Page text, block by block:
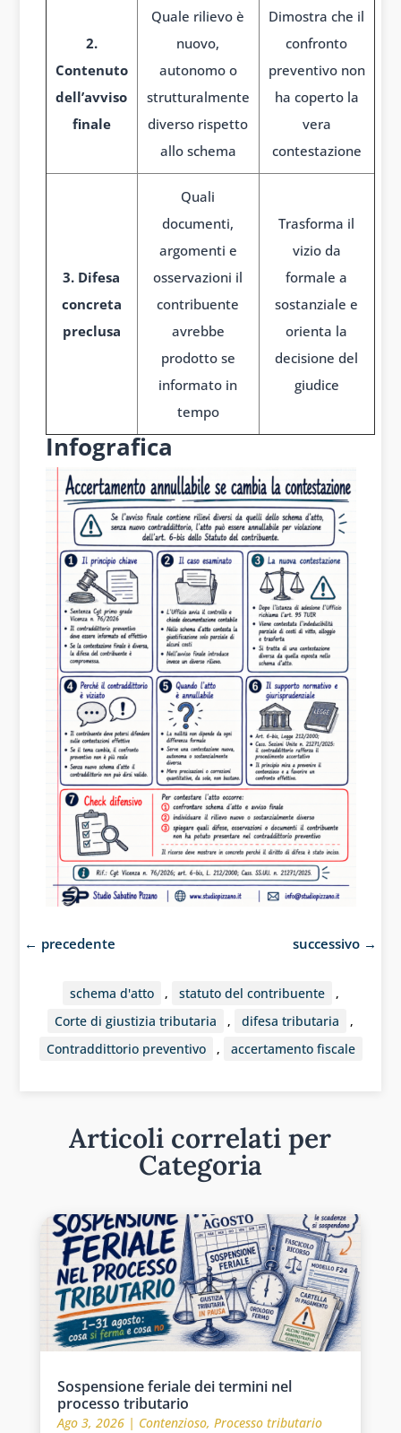
2.
Contenuto
dell’avviso
finale
Quale rilievo è
nuovo,
autonomo o
strutturalmente
diverso rispetto
allo schema
Dimostra che il
confronto
preventivo non
ha coperto la
vera
contestazione
3. Difesa
concreta
preclusa
Quali
documenti,
argomenti e
osservazioni il
contribuente
avrebbe
prodotto se
informato in
tempo
Trasforma il
vizio da
formale a
sostanziale e
orienta la
decisione del
giudice
Infografica
← precedente successivo →
schema d'atto , statuto del contribuente
,
Corte di giustizia tributaria
, difesa tributaria
,
Contraddittorio preventivo
, accertamento fiscale
Articoli correlati per
Categoria
Sospensione feriale dei termini nel
processo tributario
Ago 3, 2026| Contenzioso, Processo tributario